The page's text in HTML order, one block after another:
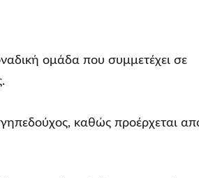
ομάδα που συμμετέχει σε
γηπεδούχος, καθώς προέρχεται